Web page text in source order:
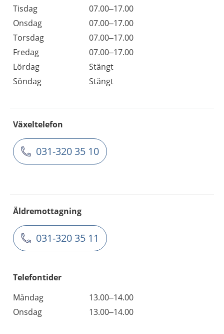
Tisdag
07.00–17.00
Onsdag
07.00–17.00
Torsdag
07.00–17.00
Fredag
07.00–17.00
Lördag
Stängt
Söndag
Stängt
Växeltelefon
031-320 35 10
Äldremottagning
031-320 35 11
Telefontider
Måndag
13.00–14.00
Onsdag
13.00–14.00